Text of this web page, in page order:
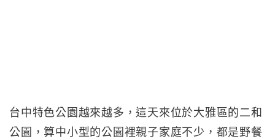
台中特色公園越來越多，這天來位於大雅區的二和
公園，算中小型的公園裡親子家庭不少，都是野餐